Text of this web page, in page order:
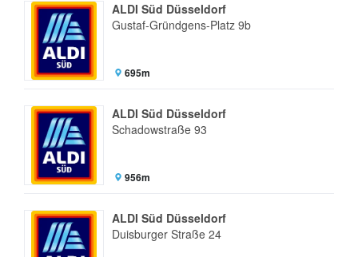
ALDI Süd Düsseldorf
Gustaf-Gründgens-Platz 9b
695m
ALDI Süd Düsseldorf
Schadowstraße 93
956m
ALDI Süd Düsseldorf
Duisburger Straße 24